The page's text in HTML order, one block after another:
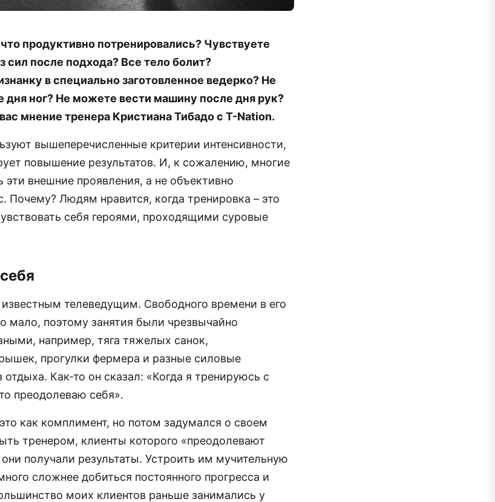
продуктивно потренировались? Чувствуете
после подхода? Все тело болит?
в специально заготовленное ведерко? Не
дня ног? Не можете вести машину после дня рук?
мнение тренера Кристиана Тибадо с T-Nation.
вышеперечисленные критерии интенсивности,
повышение результатов. И, к сожалению, многие
внешние проявления, а не объективно
Почему? Людям нравится, когда тренировка – это
себя героями, проходящими суровые
телеведущим. Свободного времени в его
мало, поэтому занятия были чрезвычайно
например, тяга тяжелых санок,
прогулки фермера и разные силовые
Как-то он сказал: «Когда я тренируюсь с
преодолеваю себя».
как комплимент, но потом задумался о своем
тренером, клиенты которого «преодолевают
получали результаты. Устроить им мучительную
сложнее добиться постоянного прогресса и
моих клиентов раньше занимались у